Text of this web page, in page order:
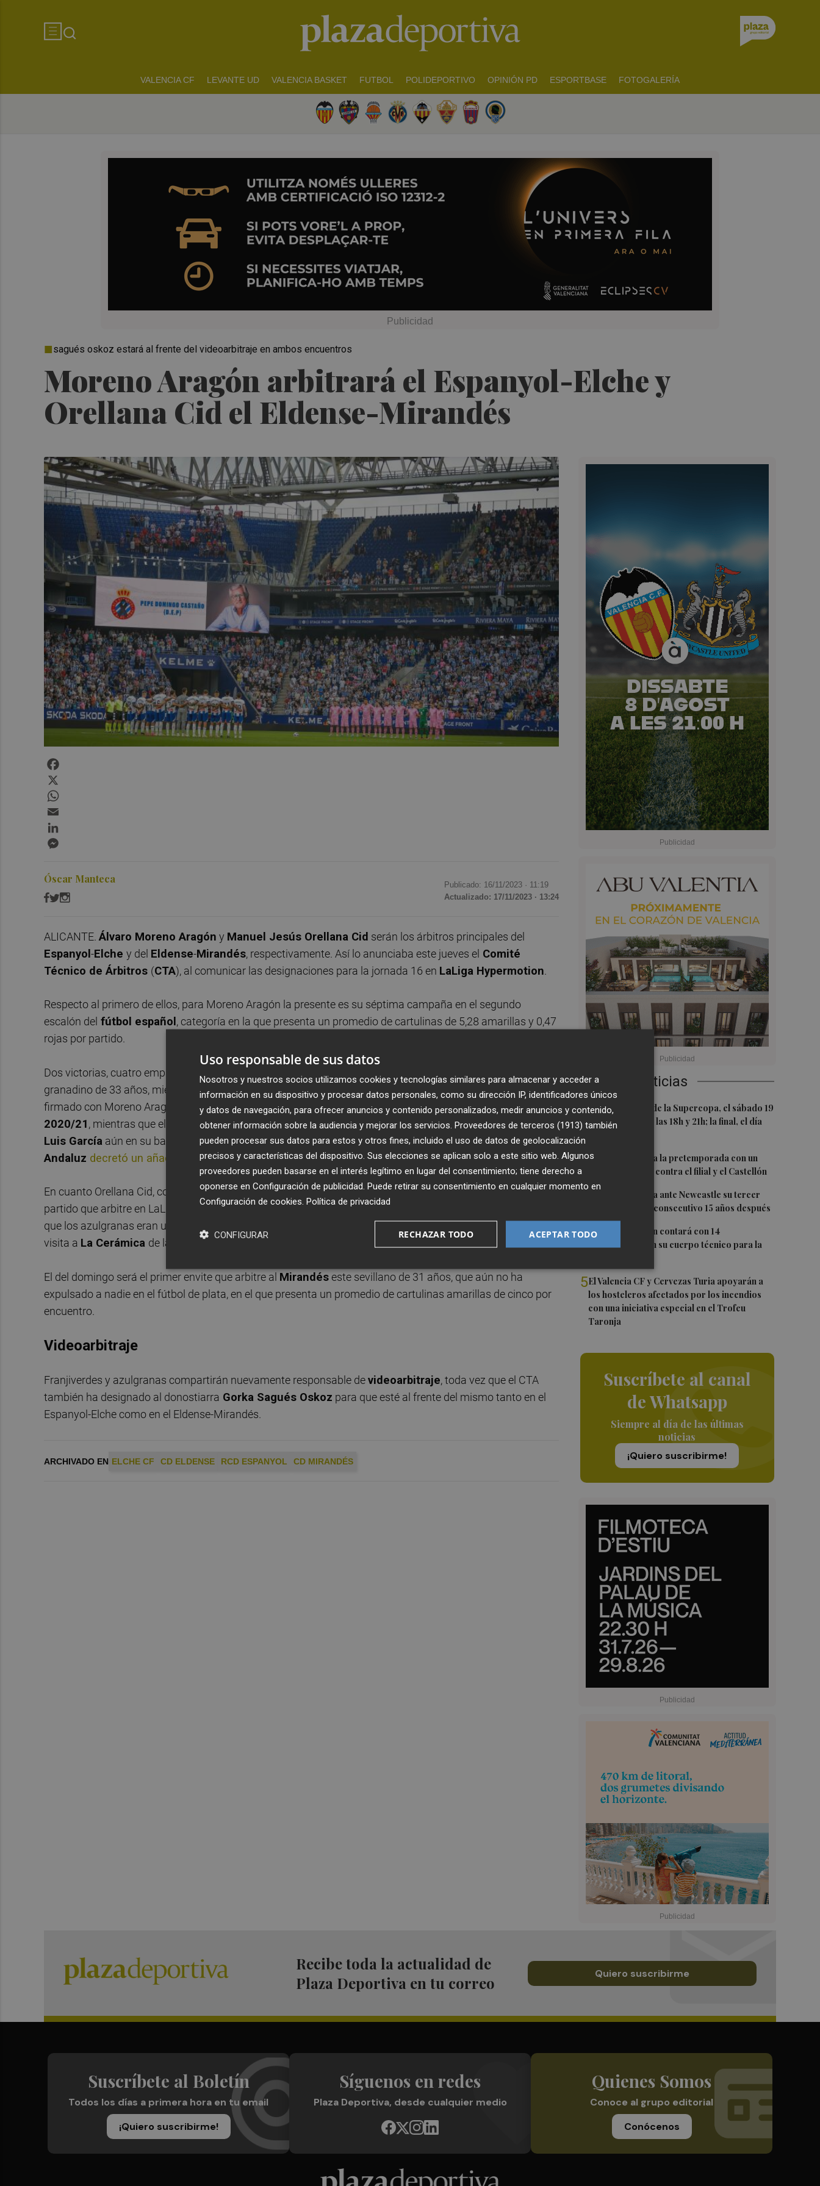
VALENCIA CF LEVANTE UD VALENCIA BASKET FUTBOL POLIDEPORTIVO OPINIÓN PD ESPORTBASE FOTOGALERÍA
Moreno Aragón arbitrará el Espanyol-Elche y
Orellana Cid el Eldense-Mirandés
sagués oskoz estará al frente del videoarbitraje en ambos encuentros
Últimas Noticias
1Las semifinales de la Supercopa, el sábado 19
de septiembre a las 18h y 21h; la final, el día
2El Levante cierra la pretemporada con un
doble amistoso: contra el filial y el Castellón
El Valencia busca ante Newcastle su tercer
Trofeo Naranja consecutivo 15 años después
4Carlos Corberán contará con 14
profesionales en su cuerpo técnico para la
5El Valencia CF y Cervezas Turia apoyarán a
los hosteleros afectados por los incendios
con una iniciativa especial en el Trofeu
Taronja
Suscríbete al canal
de Whatsapp
Siempre al día de las últimas
noticias
¡Quiero suscribirme!
Óscar Manteca Publicado: 16/11/2023 · 11:19
Actualizado: 17/11/2023 · 13:24
ALICANTE. Álvaro Moreno Aragón y Manuel Jesús Orellana Cid serán los árbitros principales del
Espanyol-Elche y del Eldense-Mirandés, respectivamente. Así lo anunciaba este jueves el Comité
Técnico de Árbitros (CTA), al comunicar las designaciones para la jornada 16 en LaLiga Hypermotion.
Respecto al primero de ellos, para Moreno Aragón la presente es su séptima campaña en el segundo
escalón del fútbol español , categoría en la que presenta un promedio de cartulinas de 5,28 amarillas y 0,47
rojas por partido.
Dos victorias, cuatro empates y una derrota son los resultados obtenidos por el Elche con este trencilla
granadino de 33 años, mientras que el Espanyol no conoce la derrota con él: dos victorias y un empate ha
firmado con Moreno Aragón. Los triunfos de los blanquiazules se corresponden con partidos delcurso
2020/21, mientras que el empate (3-3) es el resultado que cosecharon en la jornada 6, ante el Eldense y con
Luis García aún en su banquillo, en un encuentro en el que este árbitro adscrito alColegio
Andaluz decretó un añadido de 14 minutos... en los que el Espanyol logró empatar de penalti.
En cuanto Orellana Cid, como el Eldense es también un recién ascendido. El del domingo será el octavo
partido que arbitre en LaLiga Hypermotion, categoría en la que debutó precisamente con un encuentro en el
que los azulgranas eran unos de los contendientes y el único que les ha dirigido hasta la fecha: fue en la
visita a La Cerámica de la jornada 2, en la que cayeron derrotados por 3-1.
El del domingo será el primer envite que arbitre al Mirandés este sevillano de 31 años, que aún no ha
expulsado a nadie en el fútbol de plata, en el que presenta un promedio de cartulinas amarillas de cinco por
encuentro.
Videoarbitraje
Franjiverdes y azulgranas compartirán nuevamente responsable devideoarbitraje, toda vez que el CTA
también ha designado al donostiarra Gorka Sagués Oskoz para que esté al frente del mismo tanto en el
Espanyol-Elche como en el Eldense-Mirandés.
ARCHIVADO EN ELCHE CF CD ELDENSE RCD ESPANYOL CD MIRANDÉS
Recibe toda la actualidad de
Plaza Deportiva en tu correo
Quiero suscribirme
Suscríbete al Boletín
Todos los días a primera hora en tu email
¡Quiero suscribirme!
Síguenos en redes
Plaza Deportiva, desde cualquier medio
Quienes Somos
Conoce al grupo editorial
Conócenos
Uso responsable de sus datos
Nosotros y nuestros socios utilizamos cookies y tecnologías similares para almacenar y acceder a
información en su dispositivo y procesar datos personales, como su dirección IP, identificadores únicos
y datos de navegación, para ofrecer anuncios y contenido personalizados, medir anuncios y contenido,
obtener información sobre la audiencia y mejorar los servicios. Proveedores de terceros (1913) también
pueden procesar sus datos para estos y otros fines, incluido el uso de datos de geolocalización
precisos y características del dispositivo. Sus elecciones se aplican solo a este sitio web. Algunos
proveedores pueden basarse en el interés legítimo en lugar del consentimiento; tiene derecho a
oponerse en Configuración de publicidad . Puede retirar su consentimiento en cualquier momento en
Configuración de cookies Política de privacidad
ACEPTAR TODO
RECHAZAR TODO
CONFIGURAR